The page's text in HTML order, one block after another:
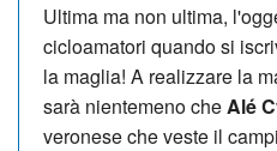
Ultima ma non ultima,
cicloamatori quando si
la maglia! A realizzare la
sarà nientemeno cheAlé
veronese che veste il